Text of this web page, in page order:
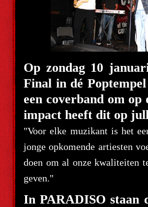
Op zondag 10
Final in dé
een coverband om
impact heeft dit op
"Voor elke muzikant is het
jonge opkomende artiesten
doen om al onze kwaliteiten
geven."
In PARADISO staan